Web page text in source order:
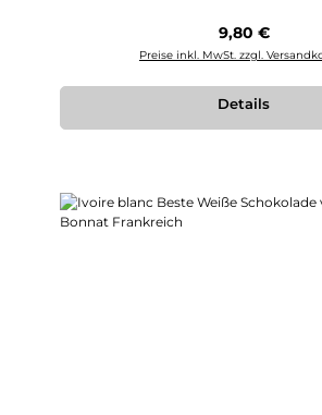
Regulärer
9,80 €
Preise inkl. MwSt. zzgl.
Details